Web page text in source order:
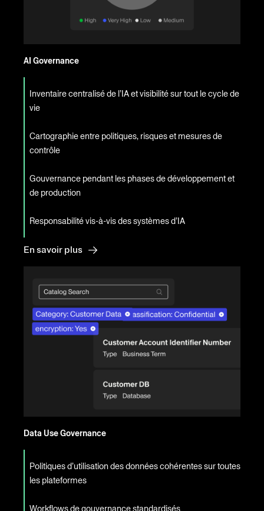
AI Governance
Inventaire centralisé de l’IA et visibilité sur tout le cycle de
vie
Cartographie entre politiques, risques et mesures de
contrôle
Gouvernance pendant les phases de développement et
de production
Responsabilité vis-à-vis des systèmes d’IA
En savoir plus
Data Use Governance
Politiques d’utilisation des données cohérentes sur toutes
les plateformes